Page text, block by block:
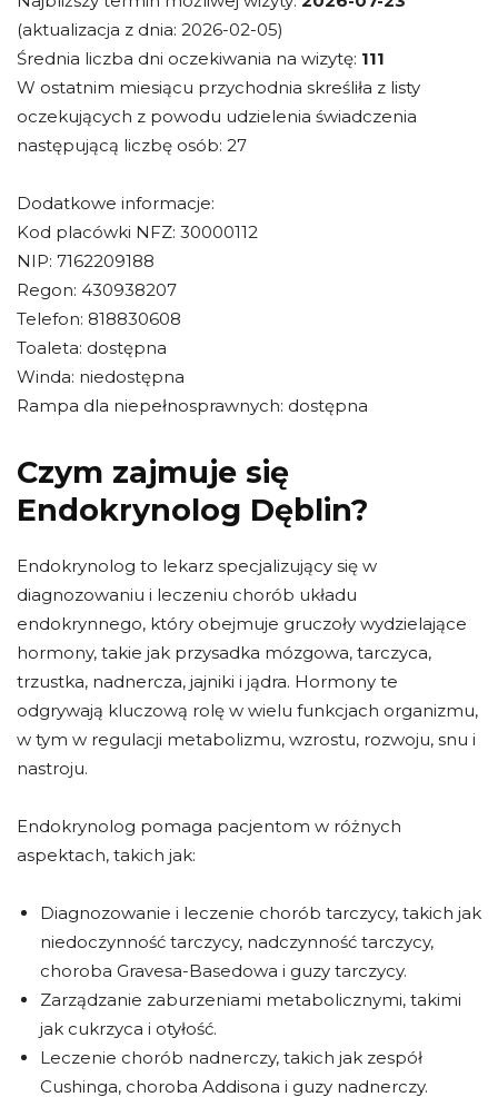
(aktualizacja z dnia: 2026-02-05)
Średnia liczba dni oczekiwania na wizytę: 111
W ostatnim miesiącu przychodnia skreśliła z listy
oczekujących z powodu udzielenia świadczenia
następującą liczbę osób: 27
Dodatkowe informacje:
Kod placówki NFZ: 30000112
NIP: 7162209188
Regon: 430938207
Telefon: 818830608
Toaleta: dostępna
Winda: niedostępna
Rampa dla niepełnosprawnych: dostępna
Czym zajmuje się
Endokrynolog Dęblin?
Endokrynolog to lekarz specjalizujący się w
diagnozowaniu i leczeniu chorób układu
endokrynnego, który obejmuje gruczoły wydzielające
hormony, takie jak przysadka mózgowa, tarczyca,
trzustka, nadnercza, jajniki i jądra. Hormony te
odgrywają kluczową rolę w wielu funkcjach organizmu,
w tym w regulacji metabolizmu, wzrostu, rozwoju, snu i
nastroju.
Endokrynolog pomaga pacjentom w różnych
aspektach, takich jak:
Diagnozowanie i leczenie chorób tarczycy, takich jak
niedoczynność tarczycy, nadczynność tarczycy,
choroba Gravesa-Basedowa i guzy tarczycy.
Zarządzanie zaburzeniami metabolicznymi, takimi
jak cukrzyca i otyłość.
Leczenie chorób nadnerczy, takich jak zespół
Cushinga, choroba Addisona i guzy nadnerczy.